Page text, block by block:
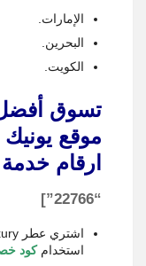
الإمارات.
البحرين.
الكويت.
تسوق
موقع
ارقام خدمة
“22766”]
استخدامكود